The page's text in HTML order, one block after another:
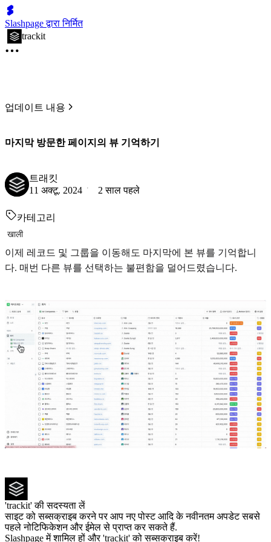
Slashpage द्वारा निर्मित
trackit
업데이트 내용
마지막 방문한 페이지의 뷰 기억하기
트래킷
11 अक्टू. 2024
2 साल पहले
카테고리
खाली
이제 레코드 및 그룹을 이동해도 마지막에 본 뷰를 기억합니
다. 매번 다른 뷰를 선택하는 불편함을 덜어드렸습니다.
'trackit' की सदस्यता लें
साइट को सब्सक्राइब करने पर आप नए पोस्ट आदि के नवीनतम अपडेट सबसे
पहले नोटिफिकेशन और ईमेल से प्राप्त कर सकते हैं.
Slashpage में शामिल हों और 'trackit' को सब्सक्राइब करें!